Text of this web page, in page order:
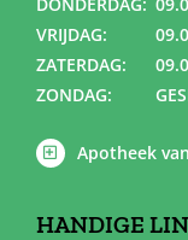
VRIJDAG:
ZATERDAG:
ZONDAG:
Apotheek
HANDIGE